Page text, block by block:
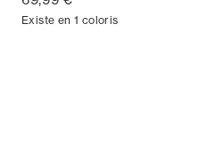
Existe en 1 coloris